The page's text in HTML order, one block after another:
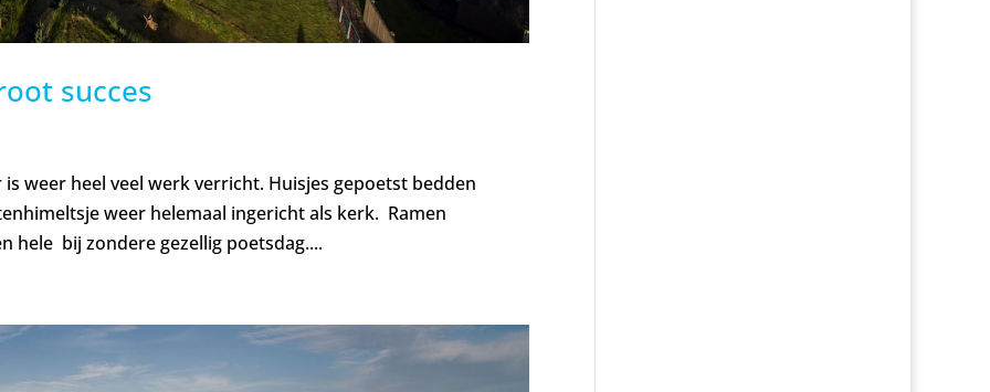
succes
weer heel veel werk verricht. Huisjes gepoetst bedden
weer helemaal ingericht als kerk. Ramen
hele bij zondere gezellig poetsdag....